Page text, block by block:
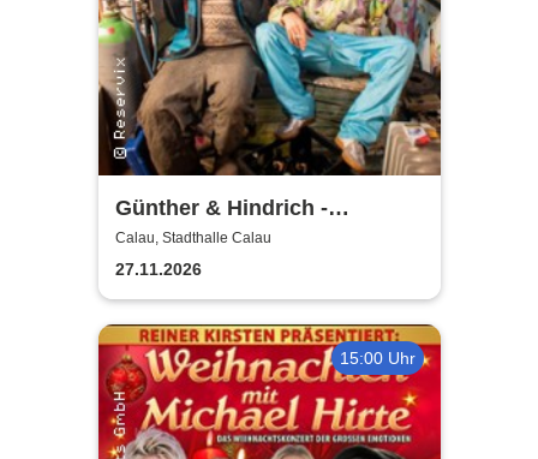
Günther & Hindrich -
SIMPLYunkloar
Calau, Stadthalle Calau
27.11.2026
15:00 Uhr